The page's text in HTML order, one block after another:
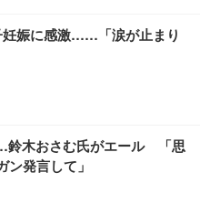
ンチェア (ブラック)
ア デスクチェア 疲れない テレ
ックレスト 30度ロッキング機
ポート 90度跳ね上げ式アーム
ンチェア (ホワイト)
ェア デスクチェア 肘なし メ
ーサポート付き 腰サポート ガ
回転 キャスター付き コンパク
27インチ 液晶モニタ
）VA 非光沢 HDMI/DisplayP
蔵 高さ調整 スイベル VESA対
280Hz/FHD】GRAPHT THE S
24” Essential ゲーミン
ンチ 1ms FHD 量子ドット 残
ベーシック) 【Amazon.co.jp
イリスオーヤマ ペットシーツ
100枚入 (x 1) (ケース販売)
ットシーツ 超厚型 お徳用 レギ
限定】
妊娠に感激……「涙が止まり
木おさむ氏がエール 「思
ン発言して」